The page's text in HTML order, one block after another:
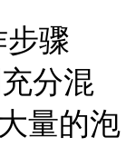
骤
分混
量的泡